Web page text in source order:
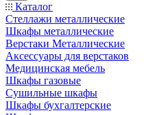
Каталог
Стеллажи металлические
Шкафы металлические
Верстаки Металлические
Аксессуары для верстаков
Медицинская мебель
Шкафы газовые
Сушильные шкафы
Шкафы бухгалтерские